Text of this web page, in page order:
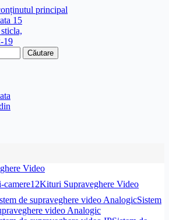
principal
Căutare
Video
Kituri Supraveghere Video
Sistem
video Analogic